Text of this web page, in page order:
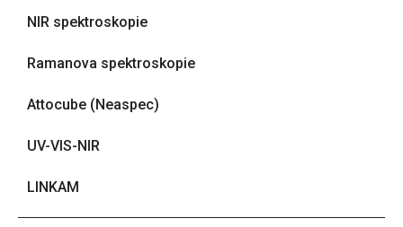
NIR spektroskopie
Ramanova spektroskopie
Attocube (Neaspec)
UV-VIS-NIR
LINKAM